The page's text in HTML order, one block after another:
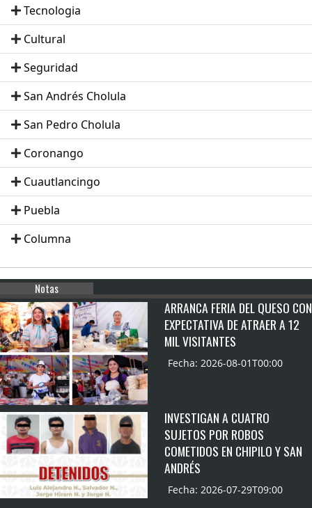
Tecnologia
Cultural
Seguridad
San Andrés Cholula
San Pedro Cholula
Coronango
Cuautlancingo
Puebla
Columna
Notas
ARRANCA FERIA DEL QUESO CON
EXPECTATIVA DE ATRAER A 12
MIL VISITANTES
Fecha: 2026-08-01T00:00
INVESTIGAN A CUATRO
SUJETOS POR ROBOS
COMETIDOS EN CHIPILO Y SAN
ANDRÉS
Fecha: 2026-07-29T09:00